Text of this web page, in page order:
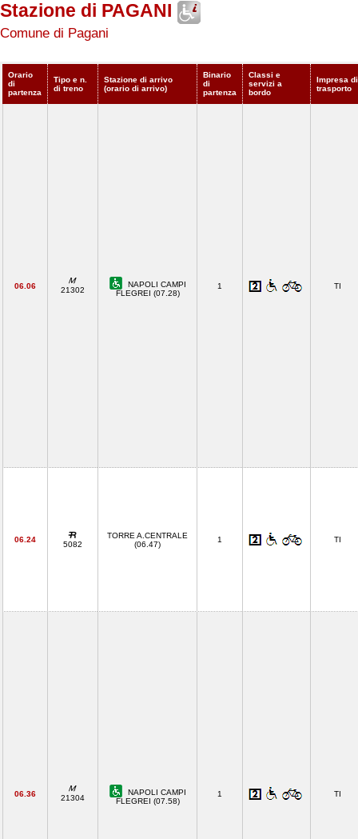
Stazione di PAGANI
Comune di Pagani
Orario
di
partenza
Tipo e n.
di treno
Stazione di arrivo
(orario di arrivo)
Binario
di
partenza
Classi e
servizi a
bordo
Impresa di
trasporto
06.06 21302
NAPOLI CAMPI
FLEGREI (07.28)
1 TI
06.24
5082
TORRE A.CENTRALE
(06.47)
1 TI
06.36 21304
NAPOLI CAMPI
FLEGREI (07.58)
1 TI